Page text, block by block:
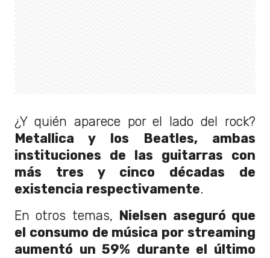
¿Y quién aparece por el lado del rock?
Metallica y los Beatles, ambas
instituciones de las guitarras con
más tres y cinco décadas de
existencia respectivamente.
En otros temas, Nielsen aseguró que
el consumo de música por streaming
aumentó un 59% durante el último